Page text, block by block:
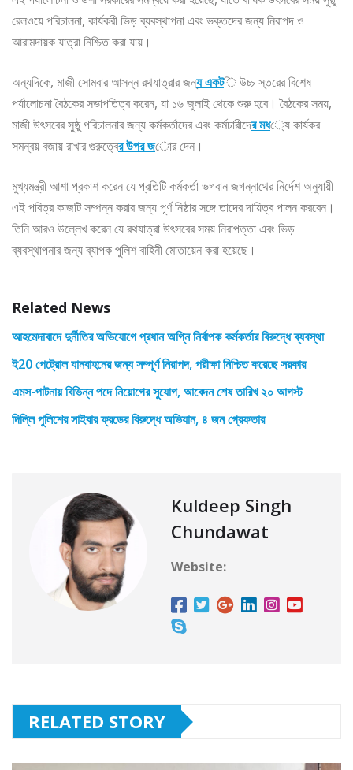
রেলওয়ে পরিচালনা, কার্যকরী ভিড় ব্যবস্থাপনা এবং ভক্তদের জন্য নিরাপদ ও
আরামদায়ক যাত্রা নিশ্চিত করা যায়।
অন্যদিকে, মাজী সোমবার আসন্ন রথযাত্রার জন্য একটি উচ্চ স্তরের বিশেষ
পর্যালোচনা বৈঠকের সভাপতিত্ব করেন, যা ১৬ জুলাই থেকে শুরু হবে। বৈঠকের সময়,
মাজী উৎসবের সুষ্ঠু পরিচালনার জন্য কর্মকর্তাদের এবং কর্মচারীদের মধ্যে কার্যকর
সমন্বয় বজায় রাখার গুরুত্বের উপর জোর দেন।
মুখ্যমন্ত্রী আশা প্রকাশ করেন যে প্রতিটি কর্মকর্তা ভগবান জগন্নাথের নির্দেশ অনুযায়ী
এই পবিত্র কাজটি সম্পন্ন করার জন্য পূর্ণ নিষ্ঠার সঙ্গে তাদের দায়িত্ব পালন করবেন।
তিনি আরও উল্লেখ করেন যে রথযাত্রা উৎসবের সময় নিরাপত্তা এবং ভিড়
ব্যবস্থাপনার জন্য ব্যাপক পুলিশ বাহিনী মোতায়েন করা হয়েছে।
Related News
আহমেদাবাদে দুর্নীতির অভিযোগে প্রধান অগ্নি নির্বাপক কর্মকর্তার বিরুদ্ধে ব্যবস্থা
ই20 পেট্রোল যানবাহনের জন্য সম্পূর্ণ নিরাপদ, পরীক্ষা নিশ্চিত করেছে সরকার
এমস-পাটনায় বিভিন্ন পদে নিয়োগের সুযোগ, আবেদন শেষ তারিখ ২০ আগস্ট
দিল্লি পুলিশের সাইবার ফ্রডের বিরুদ্ধে অভিযান, ৪ জন গ্রেফতার
Kuldeep Singh
Chundawat
Website:
RELATED STORY